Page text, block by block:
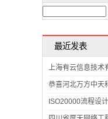
最近发表
ISO20000流程设计